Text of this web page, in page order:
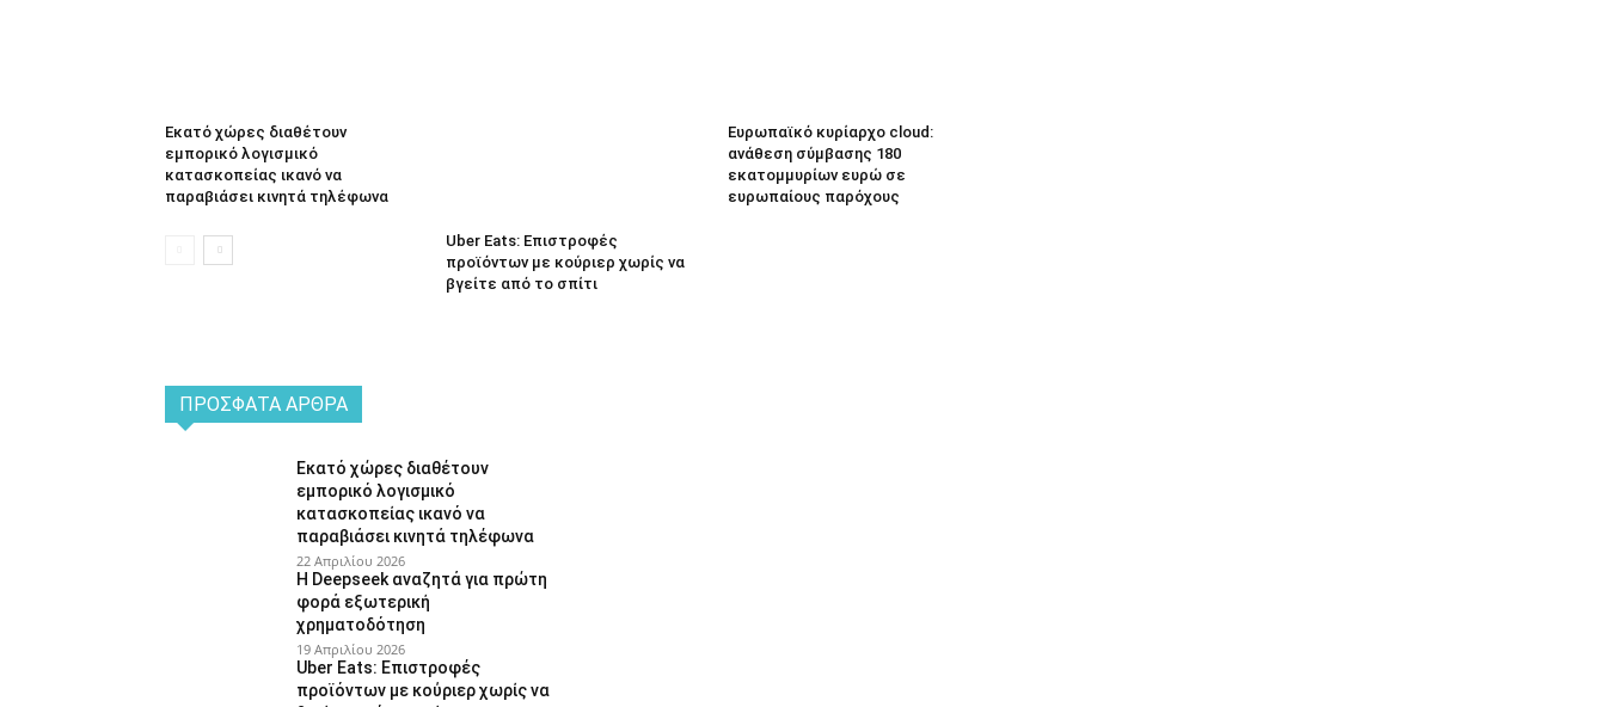
Εκατό χώρες διαθέτουν
εμπορικό λογισμικό
κατασκοπείας ικανό να
παραβιάσει κινητά τηλέφωνα
Uber Eats: Επιστροφές
προϊόντων με κούριερ χωρίς να
βγείτε από το σπίτι
Ευρωπαϊκό κυρίαρχο cloud:
ανάθεση σύμβασης 180
εκατομμυρίων ευρώ σε
ευρωπαίους παρόχους
ΠΡΌΣΦΑΤΑ ΆΡΘΡΑ
Εκατό χώρες διαθέτουν
εμπορικό λογισμικό
κατασκοπείας ικανό να
παραβιάσει κινητά τηλέφωνα
22 Απριλίου 2026
Η Deepseek αναζητά για πρώτη
φορά εξωτερική
χρηματοδότηση
19 Απριλίου 2026
Uber Eats: Επιστροφές
προϊόντων με κούριερ χωρίς να